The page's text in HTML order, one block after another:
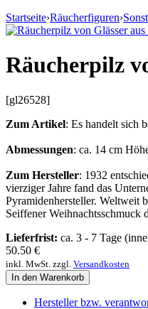
Startseite›Räucherfiguren›
Räucherpilz
[gl26528]
Zum Artikel: Es handelt sich
Abmessungen: ca. 14 cm
Zum Hersteller: 1932
vierziger Jahre fand das
Pyramidenhersteller. Weltweit
Seiffener Weihnachtsschmuck
Lieferfrist: ca. 3 - 7 Tage
50.50 €
inkl. MwSt. zzgl. Versandkosten
In den Warenkorb
Hersteller bzw.